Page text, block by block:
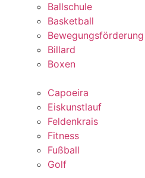
Ballschule
Basketball
Bewegungsförderung
Billard
Boxen
Capoeira
Eiskunstlauf
Feldenkrais
Fitness
Fußball
Golf